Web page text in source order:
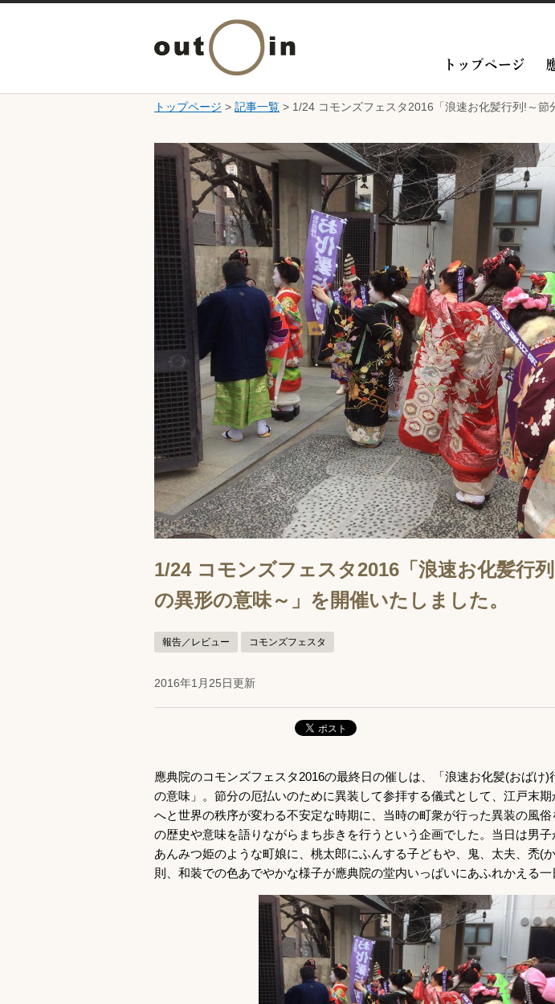
トップページ
トップページ > 記事一覧 > 1/24 コモンズフェスタ2016「浪速お化髪行列!～節
1/24 コモンズフェスタ2016「浪速お化髪行
の異形の意味～」を開催いたしました。
報告／レビュー コモンズフェスタ
2016年1月25日更新
應典院のコモンズフェスタ2016の最終日の催しは、「浪速お化髪(おばけ)
の意味」。節分の厄払いのために異装して参拝する儀式として、江戸末
へと世界の秩序が変わる不安定な時期に、当時の町衆が行った異装の風
の歴史や意味を語りながらまち歩きを行うという企画でした。当日は男
あんみつ姫のような町娘に、桃太郎にふんする子どもや、鬼、太夫、禿(
則、和装での色あでやかな様子が應典院の堂内いっぱいにあふれかえる一